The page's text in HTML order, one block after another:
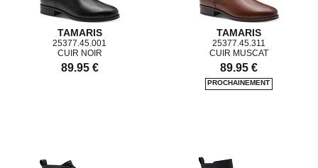
TAMARIS
25377.45.001
CUIR NOIR
89.95 €
TAMARIS
25377.45.311
CUIR MUSCAT
89.95 €